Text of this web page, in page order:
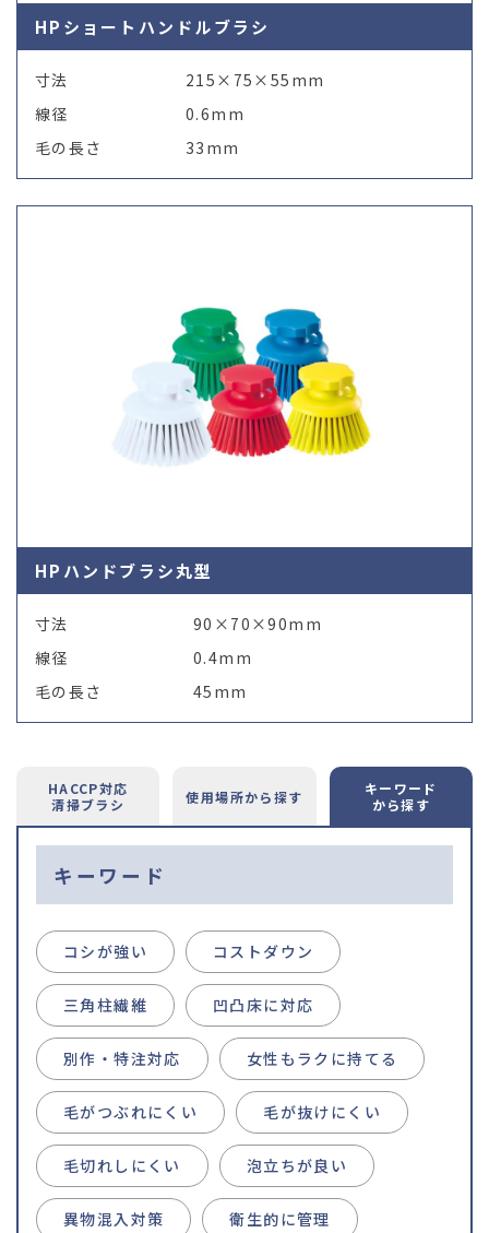
HPショートハンドルブラシ
寸法
215×75×55mm
線径
0.6mm
毛の長さ
33mm
HPハンドブラシ丸型
寸法
90×70×90mm
線径
0.4mm
毛の長さ
45mm
HACCP対応
清掃ブラシ
使用場所から探す
キーワード
から探す
キーワード
コシが強い コストダウン
三角柱繊維 凹凸床に対応
別作・特注対応 女性もラクに持てる
毛がつぶれにくい 毛が抜けにくい
毛切れしにくい 泡立ちが良い
異物混入対策 衛生的に管理